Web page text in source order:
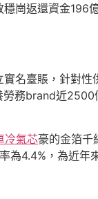
崗返還資金
名臺賬，針對性
勞務brand近
冷氣芯豪的金箔千
為4.4%，為近年